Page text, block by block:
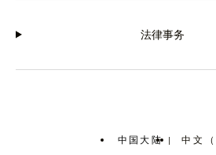
法律事务
中国大陆 |